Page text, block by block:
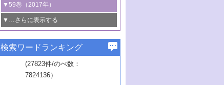
究動向
6号 ヘテロ接合界面
B号 第135回触媒討論会（2025年）
5号 単原子触媒
6号 参照触媒委員会からのお知らせ
B号 第133回触媒討論会（2023年）
触媒反応
5号 生体触媒によるエネルギー変換反応
6号 窒素とリンの循環のための触媒・機
能性材料
4号 若手による情報発信企画～とびたて
若き触媒の研究者たち～（1）
若き触媒の研究者たち～（2）
6号 石油のノーブル・ユースを志向した
触媒技術
4号 多孔質材料を用いた触媒の新展開
5号 情報学的手法を用いた触媒開発
6号 カーボンニュートラルに向けた電解
技術
B号 第127回触媒討論会（2021年・オン
ライン開催(Zoom)のみ）
触媒的酸化反応
3号 水処理のための触媒化学
4号 光触媒を用いた水分解の最新の研究
動向
5号 次世代の触媒プロセスを支えるマイ
2号 CO2 フリー水素サプライチェーンに
関わる触媒開発動向
3号 精密高分子合成に関する最近の研究
動向
4号 バイオマス化成品製造のための触媒
1号 固体酸触媒の最新の研究動向
2号 二酸化炭素からの有用化学品合成
3号 ナノ粒子・クラスター触媒の最前線
4号 60周年記念企画
5号 進化するゼオライト合成技術
6号 非貴金属系触媒における電気化学的
▼59巻（2017年）
1号 いたるところに，触媒
最先端技術
3号 無機分離膜材料の開発と触媒反応プ
ロセスへの適用
▼…さらに表示する
1号 ユニークな構造の高分子を生み出す触
2号 リグニンからの化成品製造に向けた触
▼57巻（2015年）
1号 水素キャリアにかかわる触媒技術の新
▼56巻（2014年）
検索ワードランキング
(27823件/のべ数：
7824136）